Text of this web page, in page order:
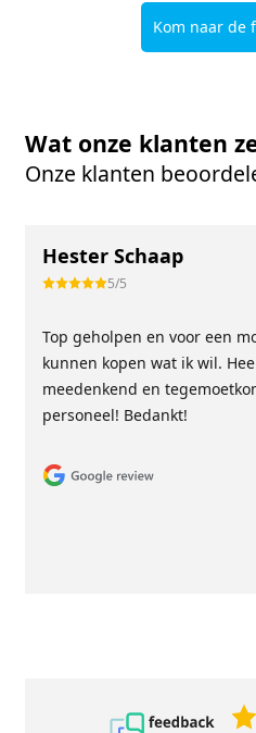
Kom naar de
Wat onze klanten
Onze klanten
Hester Schaap
5/5
Top geholpen en voor een
kunnen kopen wat ik wil.
meedenkend en
personeel! Bedankt!